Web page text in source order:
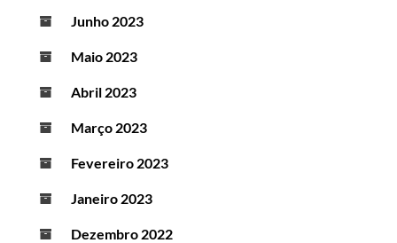
Junho 2023
Maio 2023
Abril 2023
Março 2023
Fevereiro 2023
Janeiro 2023
Dezembro 2022